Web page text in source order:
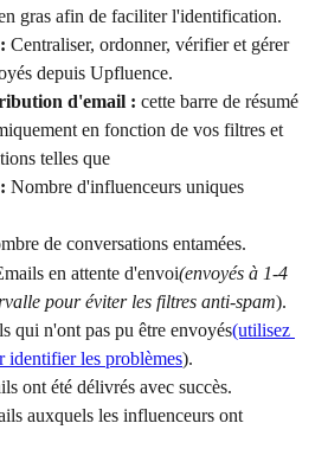
gras afin de faciliter l'identification.
Centraliser, ordonner, vérifier et gérer
depuis Upfluence.
d'email : cette barre de résumé
en fonction de vos filtres et
telles que
Nombre d'influenceurs uniques
de conversations entamées.
en attente d'envoi(envoyés à 1-4
pour éviter les filtres anti-spam).
qui n'ont pas pu être envoyés(utilisez
identifier les problèmes).
ont été délivrés avec succès.
auxquels les influenceurs ont